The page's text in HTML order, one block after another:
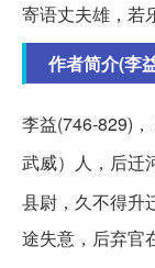
寄语丈夫雄，若
作者简介(李
李益(746-829)
武威）人，后迁
县尉，久不得升
途失意，后弃官